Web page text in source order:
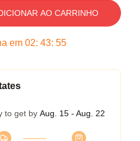
AO CARRINHO
em 02: 43: 54
to get by Aug. 15 - Aug. 22